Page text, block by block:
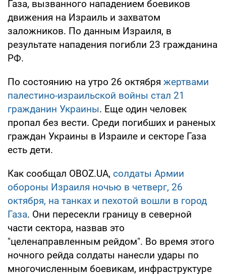
Газа, вызванного нападением боевиков
движения на Израиль и захватом
заложников. По данным Израиля, в
результате нападения погибли 23 гражданина
РФ.
По состоянию на утро 26 октября жертвами
палестино-израильской войны стал 21
гражданин Украины. Еще один человек
пропал без вести. Среди погибших и раненых
граждан Украины в Израиле и секторе Газа
есть дети.
Как сообщал OBOZ.UA, солдаты Армии
обороны Израиля ночью в четверг, 26
октября, на танках и пехотой вошли в город
Газа. Они пересекли границу в северной
части сектора, назвав это
"целенаправленным рейдом". Во время этого
ночного рейда солдаты нанесли удары по
многочисленным боевикам, инфраструктуре